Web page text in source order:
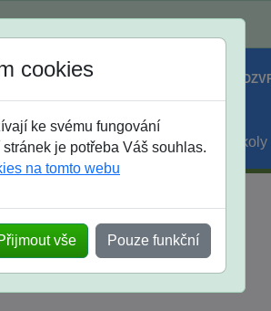
Jak si vybrat
maturanti soutěže prázdniny školy
cookies
ke svému fungování
je potřeba Váš souhlas.
na tomto webu
vše Pouze funkční